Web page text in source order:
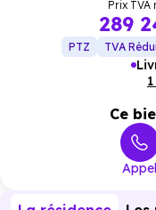
Prix TVA
289
PTZ TVA
Ce
Appel